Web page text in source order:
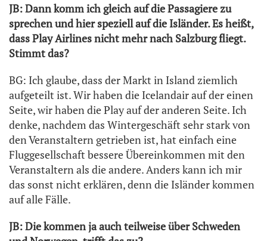
JB: Dann komm ich gleich auf die Passagiere zu
sprechen und hier speziell auf die Isländer. Es heißt,
dass Play Airlines nicht mehr nach Salzburg fliegt.
Stimmt das?
BG: Ich glaube, dass der Markt in Island ziemlich
aufgeteilt ist. Wir haben die Icelandair auf der einen
Seite, wir haben die Play auf der anderen Seite. Ich
denke, nachdem das Wintergeschäft sehr stark von
den Veranstaltern getrieben ist, hat einfach eine
Fluggesellschaft bessere Übereinkommen mit den
Veranstaltern als die andere. Anders kann ich mir
das sonst nicht erklären, denn die Isländer kommen
auf alle Fälle.
JB: Die kommen ja auch teilweise über Schweden